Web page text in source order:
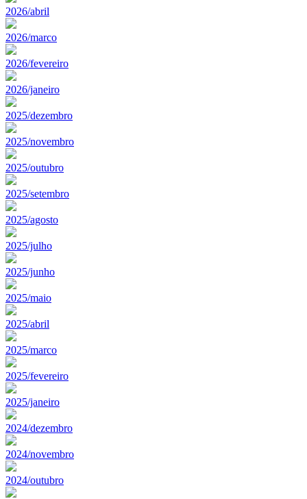
2026/abril
2026/marco
2026/fevereiro
2026/janeiro
2025/dezembro
2025/novembro
2025/outubro
2025/setembro
2025/agosto
2025/julho
2025/junho
2025/maio
2025/abril
2025/marco
2025/fevereiro
2025/janeiro
2024/dezembro
2024/novembro
2024/outubro